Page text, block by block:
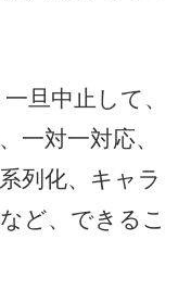
旦中止して、
一対一対応、
列化、キャラ
ど、できるこ